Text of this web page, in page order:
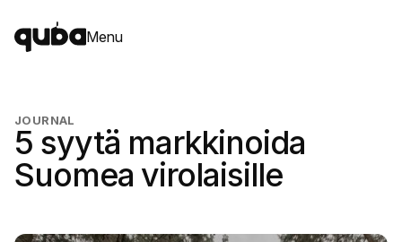
Menu
JOURNAL
5 syytä markkinoida
Suomea virolaisille